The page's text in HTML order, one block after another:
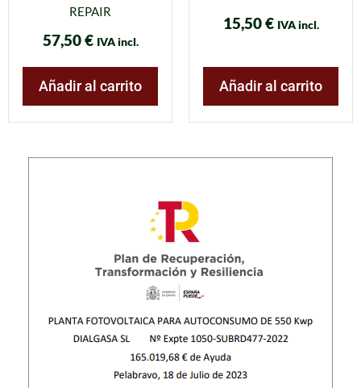
REPAIR
57,50€ IVA incl.
Añadir al carrito
15,50€ IVA incl.
Añadir al carrito